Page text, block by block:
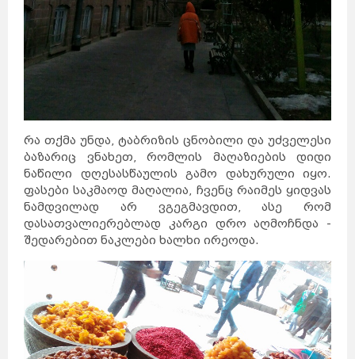
რა თქმა უნდა, ტაბრიზის ცნობილი და უძველესი
ბაზარიც ვნახეთ, რომლის მაღაზიების დიდი
ნაწილი დღესასწაულის გამო დახურული იყო.
ფასები საკმაოდ მაღალია, ჩვენც რაიმეს ყიდვას
ნამდვილად არ ვგეგმავდით, ასე რომ
დასათვალიერებლად კარგი დრო აღმოჩნდა -
შედარებით ნაკლები ხალხი ირეოდა.